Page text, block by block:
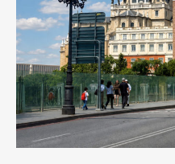
Coworking SBC Madrid Centro
Almudena